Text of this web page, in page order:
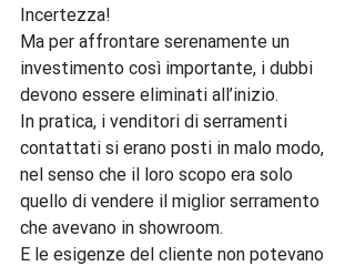
Incertezza!
Ma per affrontare serenamente un
investimento così importante, i dubbi
devono essere eliminati all’inizio.
In pratica, i venditori di serramenti
contattati si erano posti in malo modo,
nel senso che il loro scopo era solo
quello di vendere il miglior serramento
che avevano in showroom.
E le esigenze del cliente non potevano